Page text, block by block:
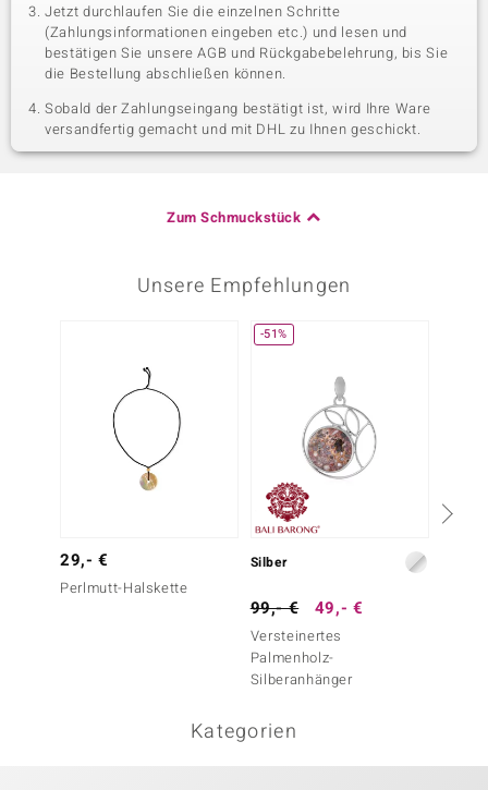
Jetzt durchlaufen Sie die einzelnen Schritte
(Zahlungsinformationen eingeben etc.) und lesen und
bestätigen Sie unsere AGB und Rückgabebelehrung, bis Sie
die Bestellung abschließen können.
Sobald der Zahlungseingang bestätigt ist, wird Ihre Ware
versandfertig gemacht und mit DHL zu Ihnen geschickt.
Zum Schmuckstück
Unsere Empfehlungen
29,- €
Perlmutt-Halskette
-51%
Silber
99,- € 49,- €
Versteinertes
Palmenholz-
Silberanhänger
Kategorien